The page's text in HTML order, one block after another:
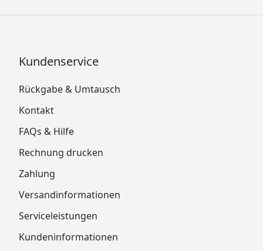
Kundenservice
Rückgabe & Umtausch
Kontakt
FAQs & Hilfe
Rechnung drucken
Zahlung
Versandinformationen
Serviceleistungen
Kundeninformationen